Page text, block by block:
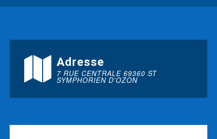
Adresse
7 RUE CENTRALE 69360 ST
SYMPHORIEN D'OZON